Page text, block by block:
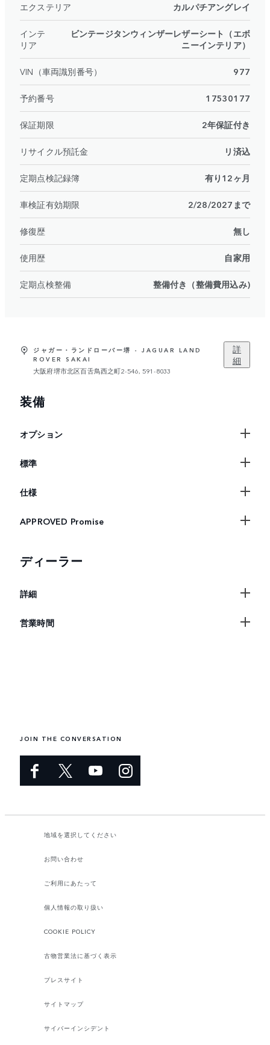
エクステリア カルパチアングレイ
インテ
リア
ビンテージタンウィンザーレザーシート（エボ
ニーインテリア）
VIN（車両識別番号） 977
予約番号 17530177
保証期限 2年保証付き
リサイクル預託金 リ済込
定期点検記録簿 有り12ヶ月
車検証有効期限 2/28/2027まで
修復歴 無し
使用歴 自家用
定期点検整備 整備付き（整備費用込み)
ジャガー・ランドローバー堺 - JAGUAR LAND
ROVER SAKAI
大阪府堺市北区百舌鳥西之町2-546, 591-8033
詳
細
装備
オプション
標準
仕様
APPROVED Promise
ディーラー
詳細
営業時間
JOIN THE CONVERSATION
地域を選択してください​
お問い合わせ
ご利用にあたって
個人情報の取り扱い
COOKIE POLICY
古物営業法に基づく表示
プレスサイト
サイトマップ
サイバーインシデント